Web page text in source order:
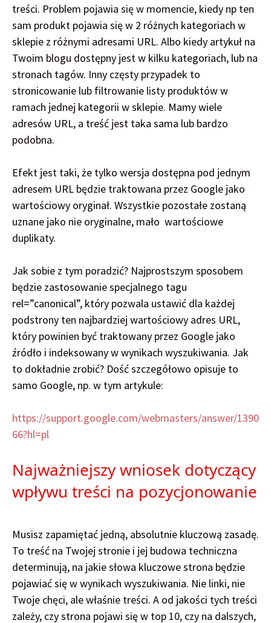
treści. Problem pojawia się w momencie, kiedy np ten
sam produkt pojawia się w 2 różnych kategoriach w
sklepie z różnymi adresami URL. Albo kiedy artykuł na
Twoim blogu dostępny jest w kilku kategoriach, lub na
stronach tagów. Inny częsty przypadek to
stronicowanie lub filtrowanie listy produktów w
ramach jednej kategorii w sklepie. Mamy wiele
adresów URL, a treść jest taka sama lub bardzo
podobna.
Efekt jest taki, że tylko wersja dostępna pod jednym
adresem URL będzie traktowana przez Google jako
wartościowy oryginał. Wszystkie pozostałe zostaną
uznane jako nie oryginalne, mało wartościowe
duplikaty.
Jak sobie z tym poradzić? Najprostszym sposobem
będzie zastosowanie specjalnego tagu
rel=”canonical”, który pozwala ustawić dla każdej
podstrony ten najbardziej wartościowy adres URL,
który powinien być traktowany przez Google jako
źródło i indeksowany w wynikach wyszukiwania. Jak
to dokładnie zrobić? Dość szczegółowo opisuje to
samo Google, np. w tym artykule:
https://support.google.com/webmasters/answer/1390
66?hl=pl
Najważniejszy wniosek dotyczący
wpływu treści na pozycjonowanie
Musisz zapamiętać jedną, absolutnie kluczową zasadę.
To treść na Twojej stronie i jej budowa techniczna
determinują, na jakie słowa kluczowe strona będzie
pojawiać się w wynikach wyszukiwania. Nie linki, nie
Twoje chęci, ale właśnie treści. A od jakości tych treści
zależy, czy strona pojawi się w top 10, czy na dalszych,